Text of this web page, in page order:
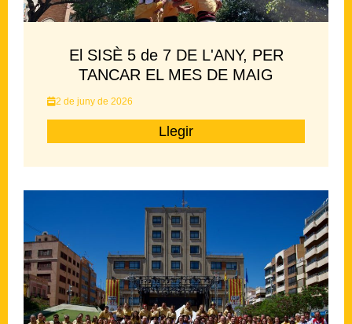
El SISÈ 5 de 7 DE L'ANY, PER
TANCAR EL MES DE MAIG
2 de juny de 2026
Llegir